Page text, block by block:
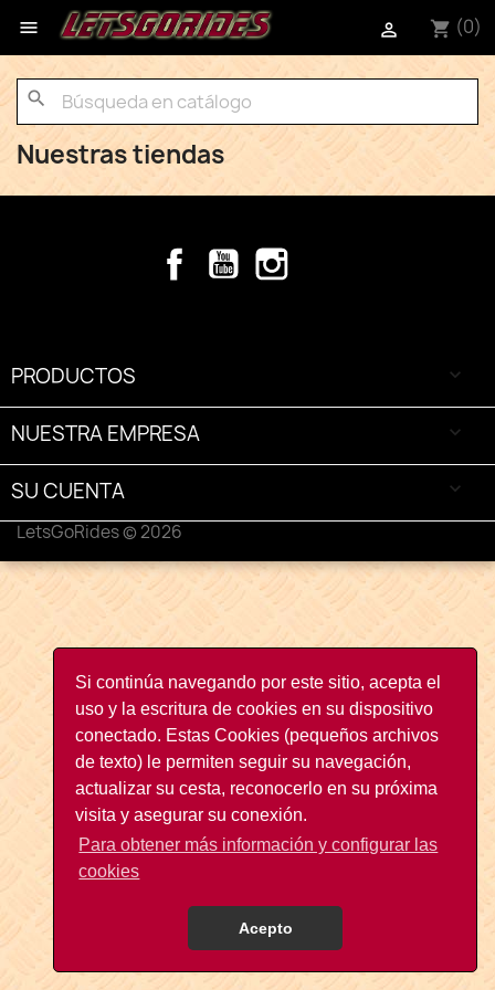
Si continúa navegando por este sitio, acepta el
uso y la escritura de cookies en su dispositivo
conectado. Estas Cookies (pequeños archivos
de texto) le permiten seguir su navegación,
actualizar su cesta, reconocerlo en su próxima
visita y asegurar su conexión.
Para obtener más información y configurar las
cookies
Acepto
 shopping_cart (0)

search
Nuestras tiendas
FacebookYouTube
PRODUCTOS 
NUESTRA EMPRESA 
SU CUENTA 
LetsGoRides © 2026